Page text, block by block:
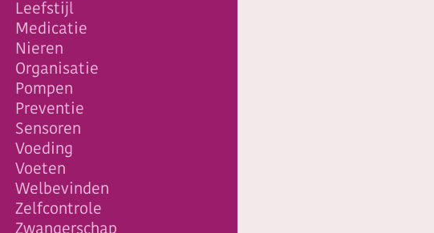
Leefstijl
Medicatie
Nieren
Organisatie
Pompen
Preventie
Sensoren
Voeding
Voeten
Welbevinden
Zelfcontrole
Zwangerschap